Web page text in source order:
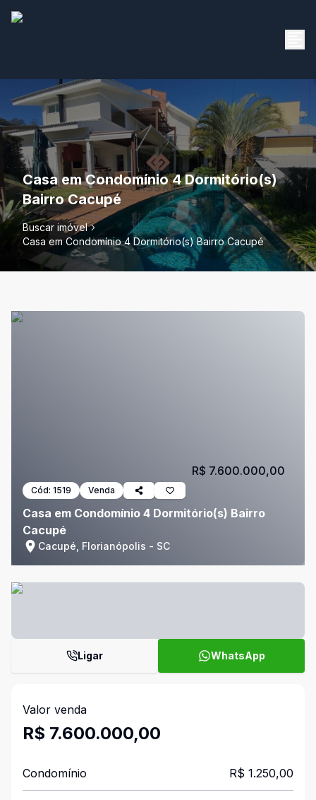
Casa em Condomínio 4 Dormitório(s)
Bairro Cacupé
Buscar imóvel
Casa em Condomínio 4 Dormitório(s) Bairro Cacupé
Cód: 1519 Venda
Casa em Condomínio 4 Dormitório(s) Bairro
Cacupé
Cacupé, Florianópolis - SC
R$ 7.600.000,00
Ligar WhatsApp
Valor venda
R$ 7.600.000,00
Condomínio R$ 1.250,00